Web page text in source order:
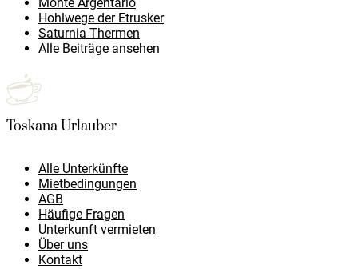
Hohlwege der Etrusker
Saturnia Thermen
Alle Beiträge ansehen
Toskana Urlauber
Alle Unterkünfte
Mietbedingungen
AGB
Häufige Fragen
Unterkunft vermieten
Über uns
Kontakt